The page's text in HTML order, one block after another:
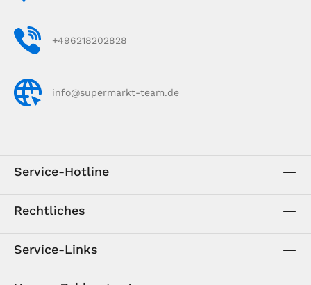
+496218202828
info@supermarkt-team.de
Service-Hotline
Rechtliches
Service-Links